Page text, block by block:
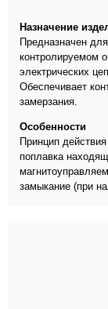
Назначение
Предназначен
контролируемом
электрических
Обеспечивает
замерзания.
Особенности
Принцип
поплавка
замыкание (при